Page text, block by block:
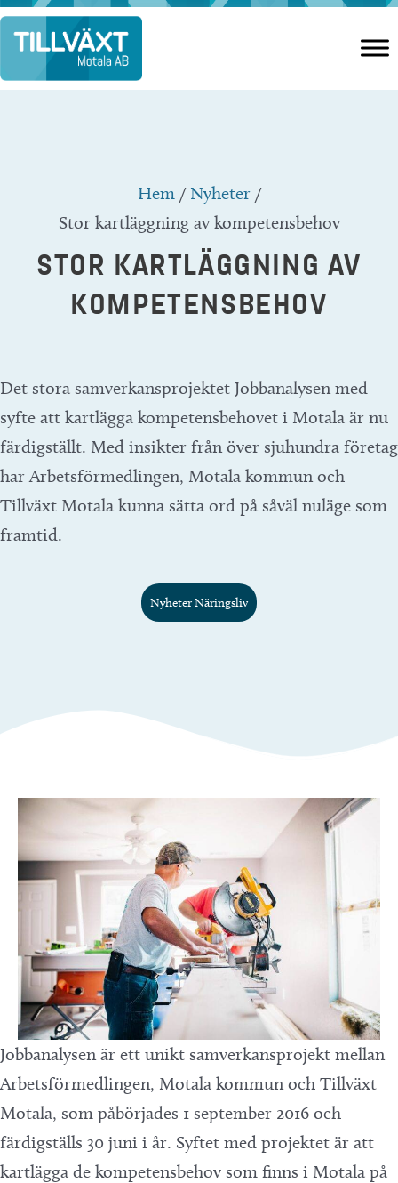
Hoppa
till
innehåll
Hem / Nyheter/
Stor kartläggning av kompetensbehov
STOR KARTLÄGGNING AV
KOMPETENSBEHOV
Det stora samverkansprojektet Jobbanalysen med
syfte att kartlägga kompetensbehovet i Motala är nu
färdigställt. Med insikter från över sjuhundra företag
har Arbetsförmedlingen, Motala kommun och
Tillväxt Motala kunna sätta ord på såväl nuläge som
framtid.
Nyheter Näringsliv
Jobbanalysen är ett unikt samverkansprojekt mellan
Arbetsförmedlingen, Motala kommun och Tillväxt
Motala, som påbörjades 1 september 2016 och
färdigställs 30 juni i år. Syftet med projektet är att
kartlägga de kompetensbehov som finns i Motala på